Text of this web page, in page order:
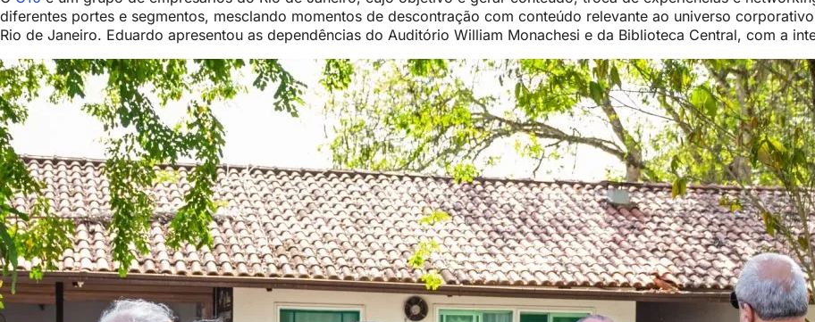
diferentes portes e segmentos, mesclando momentos de descontração com conteúdo relevante ao universo
Rio de Janeiro. Eduardo apresentou as dependências do Auditório William Monachesi e da Biblioteca Central, com a